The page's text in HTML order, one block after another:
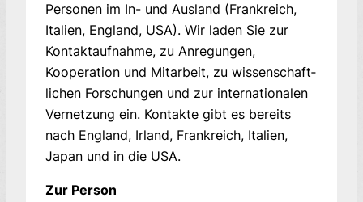
Personen im In- und Ausland (Frankreich,
Italien, England, USA). Wir laden Sie zur
Kontaktaufnahme, zu Anre­gun­gen,
Kooperation und Mitarbeit, zu wissen­schaft­
lichen Forschungen und zur internationalen
Ver­netzung ein. Kontakte gibt es bereits
nach England, Irland, Frankreich, Italien,
Japan und in die USA.
Zur Person